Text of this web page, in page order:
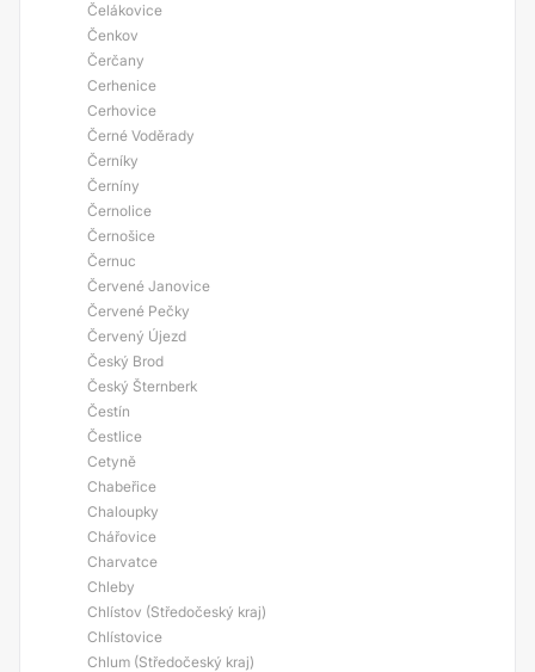
Čelákovice
Čenkov
Čerčany
Cerhenice
Cerhovice
Černé Voděrady
Černíky
Černíny
Černolice
Černošice
Černuc
Červené Janovice
Červené Pečky
Červený Újezd
Český Brod
Český Šternberk
Čestín
Čestlice
Cetyně
Chabeřice
Chaloupky
Chářovice
Charvatce
Chleby
Chlístov (Středočeský kraj)
Chlístovice
Chlum (Středočeský kraj)